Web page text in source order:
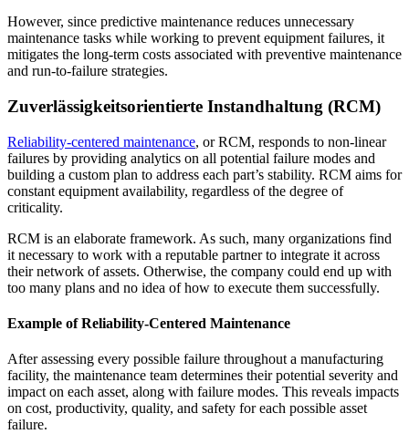
Anlagenverwaltung
Hierarchien, Historie, Gesamtbetriebskosten
Automobilindustrie
Montage, Tier-1-Zulieferung, Umstieg auf Elektrofahrzeuge
However, since predictive maintenance reduces unnecessary
maintenance tasks while working to prevent equipment failures, it
mitigates the long-term costs associated with preventive maintenance
and run-to-failure strategies.
Zuverlässigkeitsorientierte Instandhaltung (RCM)
Reliability-centered maintenance, or RCM, responds to non-linear
failures by providing analytics on all potential failure modes and
building a custom plan to address each part’s stability. RCM aims for
constant equipment availability, regardless of the degree of
criticality.
RCM is an elaborate framework. As such, many organizations find
it necessary to work with a reputable partner to integrate it across
their network of assets. Otherwise, the company could end up with
too many plans and no idea of how to execute them successfully.
Example of Reliability-Centered Maintenance
After assessing every possible failure throughout a manufacturing
facility, the maintenance team determines their potential severity and
impact on each asset, along with failure modes. This reveals impacts
on cost, productivity, quality, and safety for each possible asset
failure.